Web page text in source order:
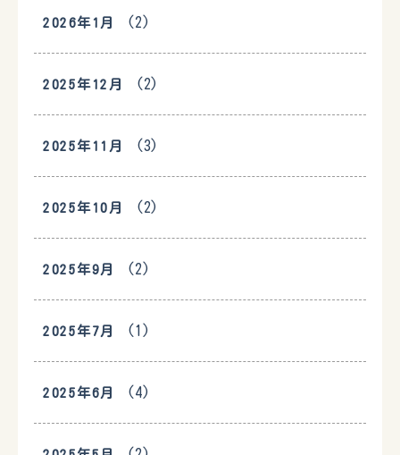
2026年1月 (2)
2025年12月 (2)
2025年11月 (3)
2025年10月 (2)
2025年9月 (2)
2025年7月 (1)
2025年6月 (4)